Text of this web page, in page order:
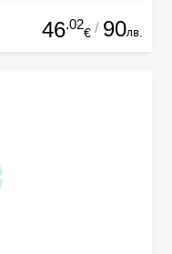
46.02
€ / 90лв.